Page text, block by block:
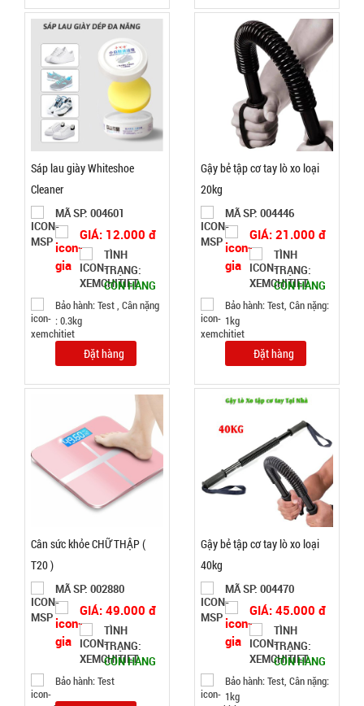
004798
GIÁ:
70.000 đ
TRẠNG:
Bảo
0.5kg
hàng
Bóng đèn
tích điện có
Solar mặt
trời 4 cánh
Mã 2029
MÃ
SP:
003213
GIÁ:
47.000 đ
TRẠNG:
hành:
Sáp lau giày Whiteshoe
Cleaner
MÃ SP: 004601
GIÁ: 12.000 đ
TÌNH
TRẠNG:
CÒN HÀNG
Bảo hành: Test , Cân nặng
: 0.3kg
Đặt hàng
Gậy bẻ tập cơ tay lò xo loại
20kg
MÃ SP: 004446
GIÁ: 21.000 đ
TÌNH
TRẠNG:
CÒN HÀNG
Bảo hành: Test, Cân nặng:
1kg
Đặt hàng
Cân sức khỏe CHỮ THẬP (
T20 )
MÃ SP: 002880
GIÁ: 49.000 đ
TÌNH
TRẠNG:
CÒN HÀNG
Bảo hành: Test
Gậy bẻ tập cơ tay lò xo loại
40kg
MÃ SP: 004470
GIÁ: 45.000 đ
TÌNH
TRẠNG:
CÒN HÀNG
Bảo hành: Test, Cân nặng:
1kg